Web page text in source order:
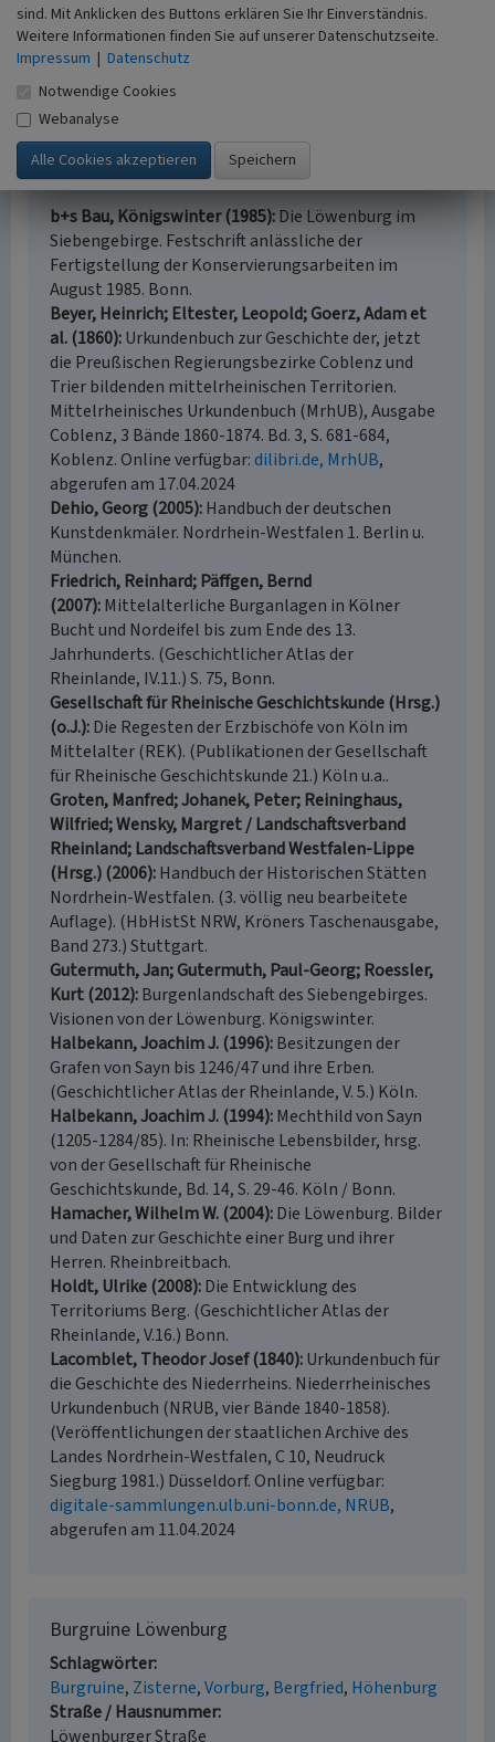
Universität zu Köln, 2016)
Internet
de.wikipedia.org: Löwenburg Bad Honnef (abgerufen
11.09.2013)
Literatur
b+s Bau, Königswinter (1985) Die Löwenburg im
Siebengebirge. Festschrift anlässliche der
Fertigstellung der Konservierungsarbeiten im
August 1985. Bonn.
Beyer, Heinrich; Eltester, Leopold; Goerz, Adam et
al. (1860) Urkundenbuch zur Geschichte der, jetzt
die Preußischen Regierungsbezirke Coblenz und
Trier bildenden mittelrheinischen Territorien.
Mittelrheinisches Urkundenbuch (MrhUB), Ausgabe
Coblenz, 3 Bände 1860-1874. Bd. 3, S. 681-684,
Koblenz. Online verfügbar:dilibri.de, MrhUB,
abgerufen am 17.04.2024
Dehio, Georg (2005) Handbuch der deutschen
Kunstdenkmäler. Nordrhein-Westfalen 1. Berlin u.
München.
Friedrich, Reinhard; Päffgen, Bernd
(2007) Mittelalterliche Burganlagen in Kölner
Bucht und Nordeifel bis zum Ende des 13.
Jahrhunderts. (Geschichtlicher Atlas der
Rheinlande, IV.11.) S. 75, Bonn.
Gesellschaft für Rheinische Geschichtskunde (Hrsg.)
(o.J.) Die Regesten der Erzbischöfe von Köln im
Mittelalter (REK). (Publikationen der Gesellschaft
für Rheinische Geschichtskunde 21.) Köln u.a..
Groten, Manfred; Johanek, Peter; Reininghaus,
Wilfried; Wensky, Margret / Landschaftsverband
Rheinland; Landschaftsverband Westfalen-Lippe
(Hrsg.) (2006) Handbuch der Historischen Stätten
Nordrhein-Westfalen. (3. völlig neu bearbeitete
Auflage). (HbHistSt NRW, Kröners Taschenausgabe,
Band 273.) Stuttgart.
Gutermuth, Jan; Gutermuth, Paul-Georg; Roessler,
Kurt (2012) Burgenlandschaft des Siebengebirges.
Visionen von der Löwenburg. Königswinter.
Halbekann, Joachim J. (1996) Besitzungen der
Grafen von Sayn bis 1246/47 und ihre Erben.
(Geschichtlicher Atlas der Rheinlande, V. 5.) Köln.
Halbekann, Joachim J. (1994) Mechthild von Sayn
(1205-1284/85). In: Rheinische Lebensbilder, hrsg.
von der Gesellschaft für Rheinische
Geschichtskunde, Bd. 14, S. 29-46. Köln / Bonn.
Hamacher, Wilhelm W. (2004) Die Löwenburg. Bilder
und Daten zur Geschichte einer Burg und ihrer
Herren. Rheinbreitbach.
Holdt, Ulrike (2008) Die Entwicklung des
Territoriums Berg. (Geschichtlicher Atlas der
Rheinlande, V.16.) Bonn.
Lacomblet, Theodor Josef (1840) Urkundenbuch für
die Geschichte des Niederrheins. Niederrheinisches
Urkundenbuch (NRUB, vier Bände 1840-1858).
(Veröffentlichungen der staatlichen Archive des
Landes Nordrhein-Westfalen, C 10, Neudruck
Siegburg 1981.) Düsseldorf. Online verfügbar:
digitale-sammlungen.ulb.uni-bonn.de, NRUB,
abgerufen am 11.04.2024
Burgruine Löwenburg
Schlagwörter
Burgruine Zisterne Vorburg Bergfried Höhenburg
Straße / Hausnummer
Löwenburger Straße
sind. Mit Anklicken des Buttons erklären Sie Ihr Einverständnis.
Weitere Informationen finden Sie auf unserer Datenschutzseite.
Impressum | Datenschutz
Notwendige Cookies
Webanalyse